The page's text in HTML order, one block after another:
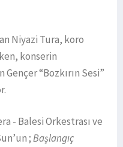
Niyazi Tura, koro
konserin
“Bozkırın Sesi”
- Balesi Orkestrası ve
;Başlangıç